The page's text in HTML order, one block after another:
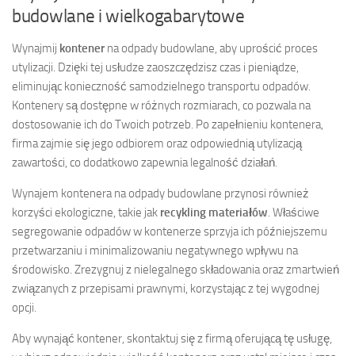
budowlane i wielkogabarytowe
Wynajmij kontenerna odpady budowlane, aby uprościć proces
utylizacji. Dzięki tej usłudze zaoszczędzisz czas i pieniądze,
eliminując konieczność samodzielnego transportu odpadów.
Kontenery są dostępne w różnych rozmiarach, co pozwala na
dostosowanie ich do Twoich potrzeb. Po zapełnieniu kontenera,
firma zajmie się jego odbiorem oraz odpowiednią utylizacją
zawartości, co dodatkowo zapewnia legalność działań.
Wynajem kontenera na odpady budowlane przynosi również
korzyści ekologiczne, takie jak recykling materiałów . Właściwe
segregowanie odpadów w kontenerze sprzyja ich późniejszemu
przetwarzaniu i minimalizowaniu negatywnego wpływu na
środowisko. Zrezygnuj z nielegalnego składowania oraz zmartwień
związanych z przepisami prawnymi, korzystając z tej wygodnej
opcji.
Aby wynająć kontener, skontaktuj się z firmą oferującą tę usługę,